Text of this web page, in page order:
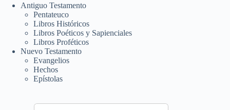
Antiguo Testamento
Pentateuco
Libros Históricos
Libros Poéticos y Sapienciales
Libros Proféticos
Nuevo Testamento
Evangelios
Hechos
Epístolas